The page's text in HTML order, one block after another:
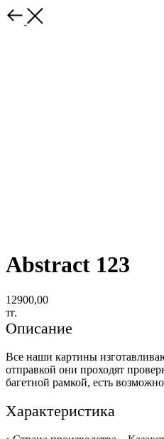
Abstract 123
12900,00
тг.
Описание
Все наши картины
отправкой они проходят
багетной рамкой, есть
Характеристика